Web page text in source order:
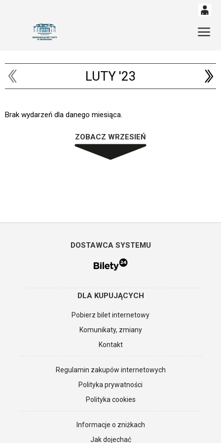
14 53
LUTY '23
Brak wydarzeń dla danego miesiąca.
ZOBACZ WRZESIEŃ
DOSTAWCA SYSTEMU
DLA KUPUJĄCYCH
Pobierz bilet internetowy
Komunikaty, zmiany
Kontakt
Regulamin zakupów internetowych
Polityka prywatności
Polityka cookies
Informacje o zniżkach
Jak dojechać